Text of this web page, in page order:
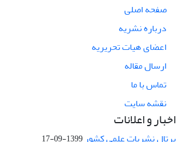
صفحه اصلی
درباره نشریه
اعضای هیات تحریریه
ارسال مقاله
تماس با ما
نقشه سایت
اخبار و اعلانات